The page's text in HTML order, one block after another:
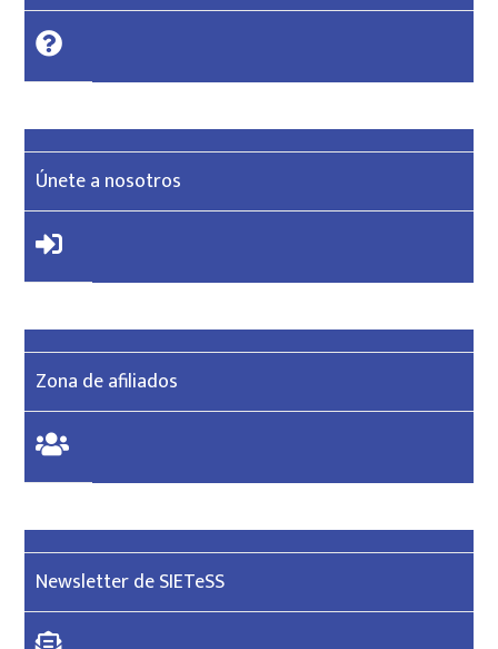
Únete a nosotros
Zona de afiliados
Newsletter de SIETeSS